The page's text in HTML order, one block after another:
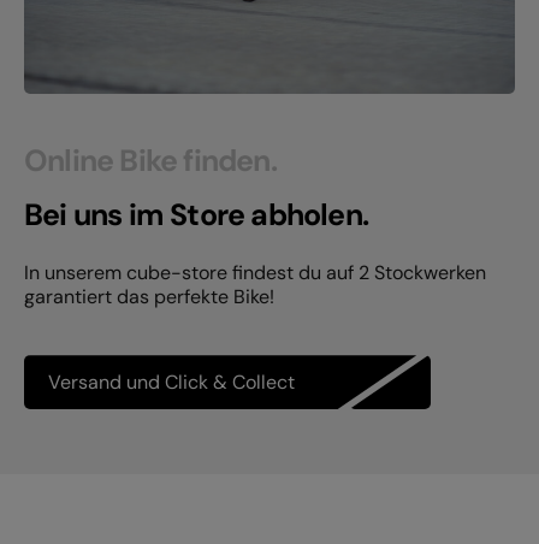
Online Bike finden.
Bei uns im Store abholen.
In unserem cube-store findest du auf 2 Stockwerken
garantiert das perfekte Bike!
Versand und Click & Collect